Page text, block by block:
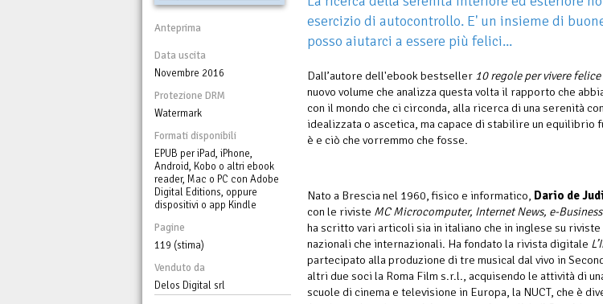
Anteprima
Data uscita
Novembre 2016
Protezione DRM
Watermark
Formati disponibili
EPUB per iPad, iPhone,
Android, Kobo o altri ebook
reader, Mac o PC con Adobe
Digital Editions, oppure
dispositivi o app Kindle
Pagine
119 (stima)
Venduto da
Delos Digital srl
esercizio di autocontrollo. E' un insieme di
posso aiutarci a essere più felici...
Dall’autore dell'ebook bestseller 10 regole per vivere
nuovo volume che analizza questa volta il rapporto che
con il mondo che ci circonda, alla ricerca di una serenità
idealizzata o ascetica, ma capace di stabilire un equilibrio
è e ciò che vorremmo che fosse.
Nato a Brescia nel 1960, fisico e informatico, Dario de
con le riviste MC Microcomputer, Internet News, e-
ha scritto vari articoli sia in italiano che in inglese su
nazionali che internazionali. Ha fondato la rivista digitale
partecipato alla produzione di tre musical dal vivo in
altri due soci la Roma Film s.r.l., acquisendo le attività di
scuole di cinema e televisione in Europa, la NUCT, che è